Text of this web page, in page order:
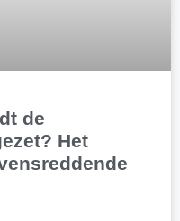
de
Het